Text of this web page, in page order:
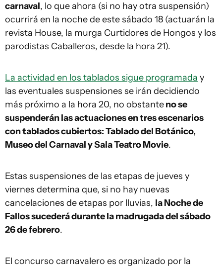
carnaval, lo que ahora (si no hay otra suspensión)
ocurrirá en la noche de este sábado 18 (actuarán la
revista House, la murga Curtidores de Hongos y los
parodistas Caballeros, desde la hora 21).
La actividad en los tablados sigue programada y
las eventuales suspensiones se irán decidiendo
más próximo a la hora 20, no obstanteno se
suspenderán las actuaciones en tres escenarios
con tablados cubiertos: Tablado del Botánico,
Museo del Carnaval y Sala Teatro Movie.
Estas suspensiones de las etapas de jueves y
viernes determina que, si no hay nuevas
cancelaciones de etapas por lluvias, la Noche de
Fallos sucederá durante la madrugada del sábado
26 de febrero.
El concurso carnavalero es organizado por la